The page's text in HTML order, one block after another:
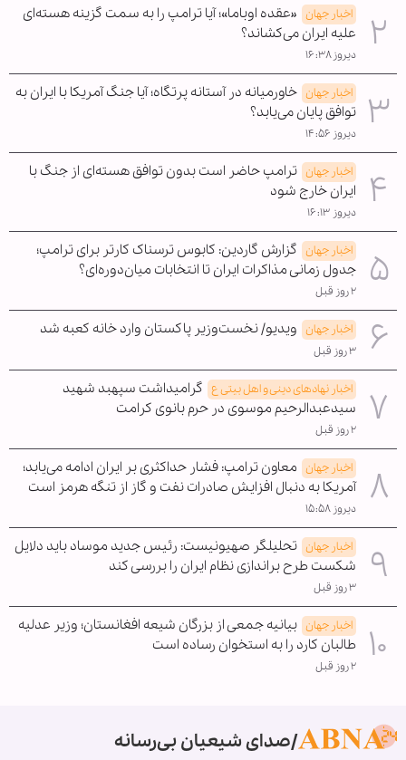
اخبار جهان «عقده اوباما»؛ آیا ترامپ را به سمت گزینه هسته‌ای
علیه ایران می‌کشاند؟
دیروز ۱۶:۳۸
اخبار جهان خاورمیانه در آستانه پرتگاه؛ آیا جنگ آمریکا با ایران به
توافق پایان می‌یابد؟
دیروز ۱۴:۵۶
اخبار جهان ترامپ حاضر است بدون توافق هسته‌ای از جنگ با
ایران خارج شود
دیروز ۱۶:۱۳
اخبار جهان گزارش گاردین: کابوس ترسناک کارتر برای ترامپ؛
جدول زمانی مذاکرات ایران تا انتخابات میان‌دوره‌ای؟
۲ روز قبل
اخبار جهان ویدیو/ نخست‌وزیر پاکستان وارد خانه کعبه شد
۳ روز قبل
اخبار نهادهای دینی و اهل بیتی ع گرامیداشت سپهبد شهید
سیدعبدالرحیم موسوی در حرم بانوی کرامت
۲ روز قبل
اخبار جهان معاون ترامپ: فشار حداکثری بر ایران ادامه می‌یابد؛
آمریکا به دنبال افزایش صادرات نفت و گاز از تنگه هرمز است
دیروز ۱۵:۵۸
اخبار جهان تحلیلگر صهیونیست: رئیس جدید موساد باید دلایل
شکست طرح براندازی نظام ایران را بررسی کند
۳ روز قبل
اخبار جهان بیانیه جمعی از بزرگان شیعه افغانستان؛ وزیر عدلیه
طالبان کارد را به استخوان رساده است
۲ روز قبل
صدای شیعیان بی‌رسانه